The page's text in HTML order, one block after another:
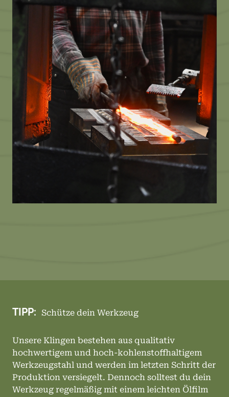
TIPP: Schütze dein Werkzeug
Unsere Klingen bestehen aus qualitativ
hochwertigem und hoch-kohlenstoffhaltigem
Werkzeugstahl und werden im letzten Schritt der
Produktion versiegelt. Dennoch solltest du dein
Werkzeug regelmäßig mit einem leichten Ölfilm